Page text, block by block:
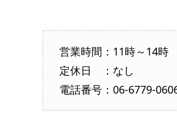
営業時間：11時～14時
定休日 ：なし
電話番号：06-6779-